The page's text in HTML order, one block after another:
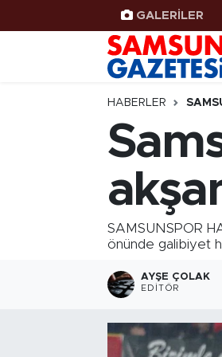
GALERİLER
HABERLER
SAMSUNSPOR
önünde galibiyet
AYŞE ÇOLAK
EDITÖR
Samsun Haber
Samsunspor
Samsun Rehberi
Resmi İlanlar
Samsun Nöbetçi
Samsun Hava Durumu
SAMSUN Namaz Vakitleri
Samsun Trafik Yoğunluk
Süper Lig Puan Durumu
Haber Arşivi